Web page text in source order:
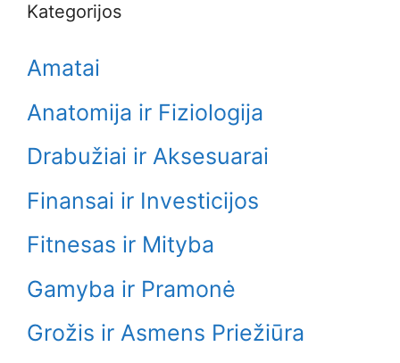
Kategorijos
Amatai
Anatomija ir Fiziologija
Drabužiai ir Aksesuarai
Finansai ir Investicijos
Fitnesas ir Mityba
Gamyba ir Pramonė
Grožis ir Asmens Priežiūra